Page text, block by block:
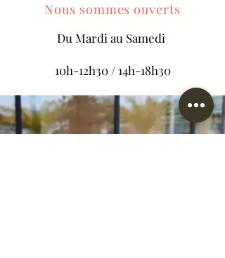
Nous sommes ouverts
Du Mardi au Samedi
10h-12h30 / 14h-18h30